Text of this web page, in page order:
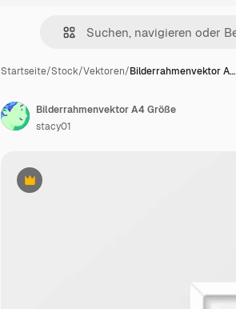
Startseite/Stock/Vektoren/Bilderrahmenvektor A…
Premium
Bilderrahmenvektor A4 Größe
stacy01